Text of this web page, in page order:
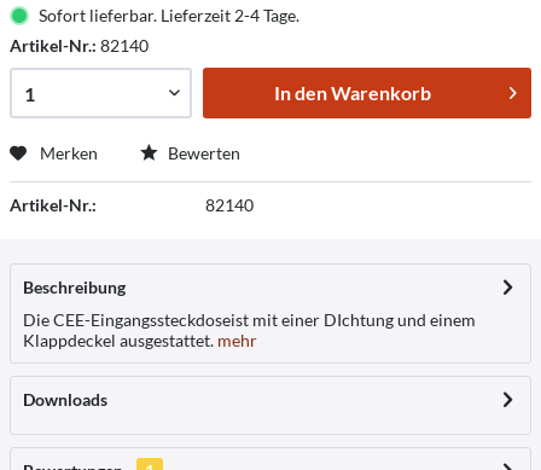
Sofort lieferbar. Lieferzeit 2-4 Tage.
Artikel-Nr.: 82140
In denWarenkorb
Merken Bewerten
Artikel-Nr.: 82140
Beschreibung
Die CEE-Eingangssteckdoseist mit einer DIchtung und einem
Klappdeckel ausgestattet. mehr
Downloads